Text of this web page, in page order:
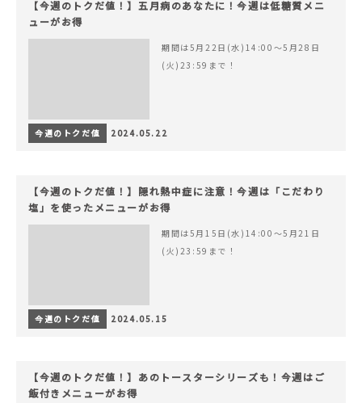
【今週のトクだ値！】五月病のあなたに！今週は低糖質メニ
ューがお得
期間は5月22日(水)14:00〜5月28日
(火)23:59まで！
今週のトクだ値 2024.05.22
【今週のトクだ値！】隠れ熱中症に注意！今週は「こだわり
塩」を使ったメニューがお得
期間は5月15日(水)14:00〜5月21日
(火)23:59まで！
今週のトクだ値 2024.05.15
【今週のトクだ値！】あのトースターシリーズも！今週はご
飯付きメニューがお得